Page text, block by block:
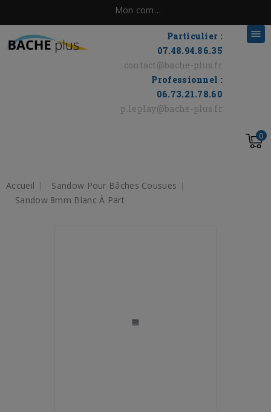
Mon compte
Particulier :
07.48.94.86.35
contact@bache-plus.fr
Professionnel :
06.73.21.78.60
p.leplay@bache-plus.fr

0
Accueil
Sandow Pour Bâches Cousues
Sandow 8mm Blanc À Part